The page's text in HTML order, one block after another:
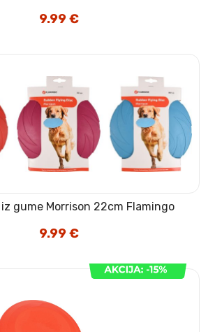
9.99€
gume Morrison 22cm Flamingo
9.99€